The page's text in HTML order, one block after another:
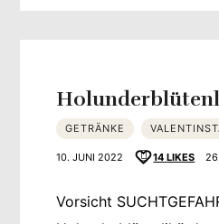
GETRÄNKE
10. JUNI 2022 14 LIKES
Vorsicht